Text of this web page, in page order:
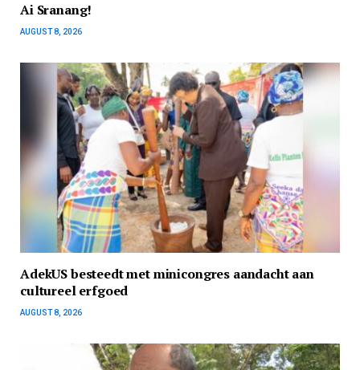
Ai Sranang!
AUGUST 8, 2026
AdekUS besteedt met minicongres aandacht aan
cultureel erfgoed
AUGUST 8, 2026